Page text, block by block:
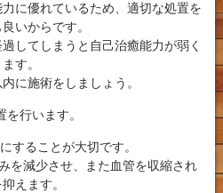
に優れているため、適切な処置を
いからです。
してしまうと自己治癒能力が弱く
す。
に施術をしましょう。
行います。
することが大切です。
を減少させ、また血管を収縮され
えます。